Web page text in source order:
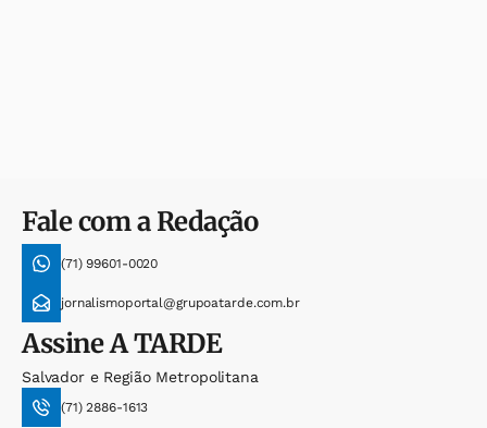
Fale com a Redação
(71) 99601-0020
jornalismoportal@grupoatarde.com.br
AssineA TARDE
Salvador e Região Metropolitana
(71) 2886-1613